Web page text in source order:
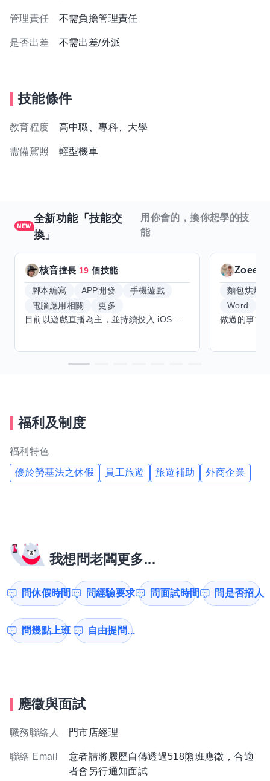
管理責任 不需負擔管理責任
是否出差 不需出差/外派
技能條件
教育程度 高中職、專科、大學
需備駕照 輕型機車
全新功能「技能交
換」
用你會的，換你想學的技
能
核音擅長 19 個技能
腳本編寫 APP開發
手機遊戲
電腦應用相關
更多
Zoeey
麵包烘焙
Word
福利及制度
福利特色
優於勞基法之休假 員工旅遊 旅遊補助 外商企業
我想問老闆更多...
問休假時間 問經驗要求 問面試時間 問是否招人
問幾點上班 自由提問...
應徵與面試
職務聯絡人 門市店經理
聯絡 Email
意者請將履歷自傳透過518熊班應徵，合適
者會另行通知面試